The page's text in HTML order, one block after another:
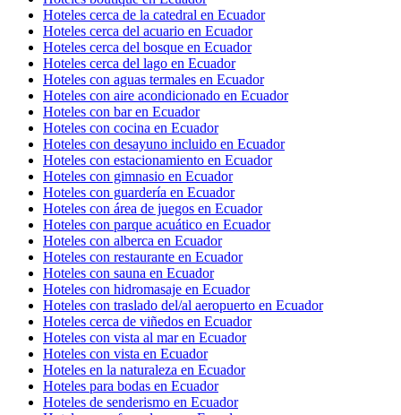
Hoteles cerca de la catedral en Ecuador
Hoteles cerca del acuario en Ecuador
Hoteles cerca del bosque en Ecuador
Hoteles cerca del lago en Ecuador
Hoteles con aguas termales en Ecuador
Hoteles con aire acondicionado en Ecuador
Hoteles con bar en Ecuador
Hoteles con cocina en Ecuador
Hoteles con desayuno incluido en Ecuador
Hoteles con estacionamiento en Ecuador
Hoteles con gimnasio en Ecuador
Hoteles con guardería en Ecuador
Hoteles con área de juegos en Ecuador
Hoteles con parque acuático en Ecuador
Hoteles con alberca en Ecuador
Hoteles con restaurante en Ecuador
Hoteles con sauna en Ecuador
Hoteles con hidromasaje en Ecuador
Hoteles con traslado del/al aeropuerto en Ecuador
Hoteles cerca de viñedos en Ecuador
Hoteles con vista al mar en Ecuador
Hoteles con vista en Ecuador
Hoteles en la naturaleza en Ecuador
Hoteles para bodas en Ecuador
Hoteles de senderismo en Ecuador